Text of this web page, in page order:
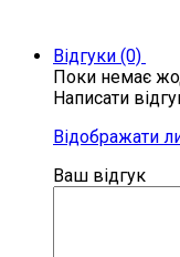
Відгуки (0)
Поки немає
Написати
Відображати
Ваш відгук